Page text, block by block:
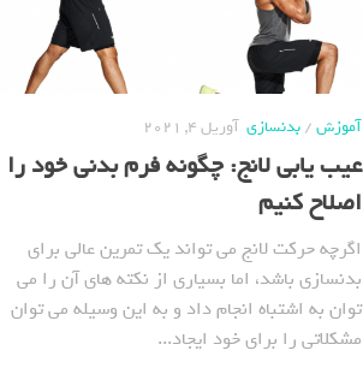
آموزش/بدنسازی آوریل 4, 2021
عیب یابی لانج: چگونه فرم بدنی خود را
اصلاح کنیم
اگرچه حرکت لانج می تواند یک تمرین عالی برای
بدنسازی باشد، اما بسیاری از نکته های آن را می
توان به اشتباه انجام داد و به این وسیله می توان
مشکلاتی را برای خود ایجاد...